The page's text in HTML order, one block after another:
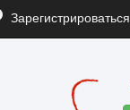
Зарегистрироваться